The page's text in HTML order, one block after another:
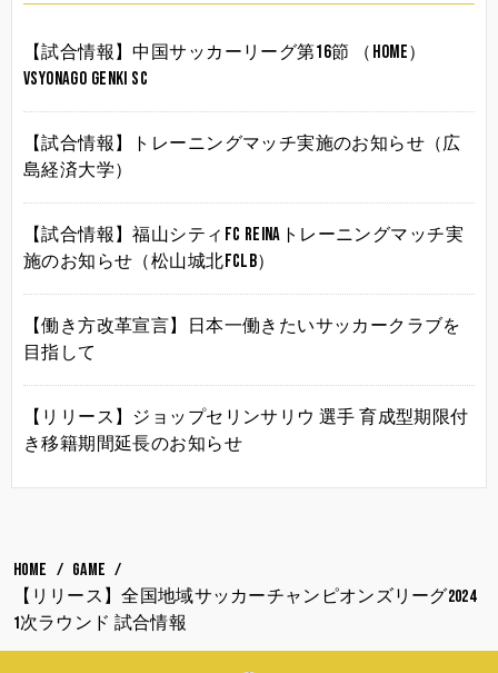
【試合情報】中国サッカーリーグ第16節 （HOME）
vsYonago Genki SC
【試合情報】トレーニングマッチ実施のお知らせ（広
島経済大学）
【試合情報】福山シティFC Reinaトレーニングマッチ実
施のお知らせ（松山城北FCLB）
【働き方改革宣言】日本一働きたいサッカークラブを
目指して
【リリース】ジョップセリンサリウ 選手 育成型期限付
き移籍期間延長のお知らせ
HOME
GAME
【リリース】全国地域サッカーチャンピオンズリーグ2024
1次ラウンド 試合情報